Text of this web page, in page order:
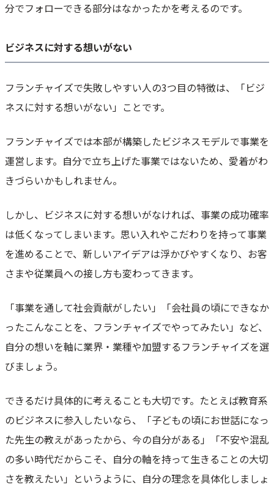
分でフォローできる部分はなかったかを考えるのです。
ビジネスに対する想いがない
フランチャイズで失敗しやすい人の3つ目の特徴は、「ビジ
ネスに対する想いがない」ことです。
フランチャイズでは本部が構築したビジネスモデルで事業を
運営します。自分で立ち上げた事業ではないため、愛着がわ
きづらいかもしれません。
しかし、ビジネスに対する想いがなければ、事業の成功確率
は低くなってしまいます。思い入れやこだわりを持って事業
を進めることで、新しいアイデアは浮かびやすくなり、お客
さまや従業員への接し方も変わってきます。
「事業を通して社会貢献がしたい」「会社員の頃にできなか
ったこんなことを、フランチャイズでやってみたい」など、
自分の想いを軸に業界・業種や加盟するフランチャイズを選
びましょう。
できるだけ具体的に考えることも大切です。たとえば教育系
のビジネスに参入したいなら、「子どもの頃にお世話になっ
た先生の教えがあったから、今の自分がある」「不安や混乱
の多い時代だからこそ、自分の軸を持って生きることの大切
さを教えたい」というように、自分の理念を具体化しましょ